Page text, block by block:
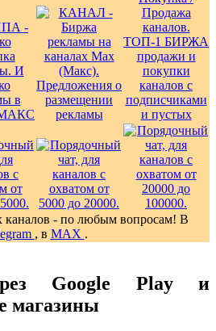
каналов - по любым вопросам! В
, в MAX .
Google Play и
магазины